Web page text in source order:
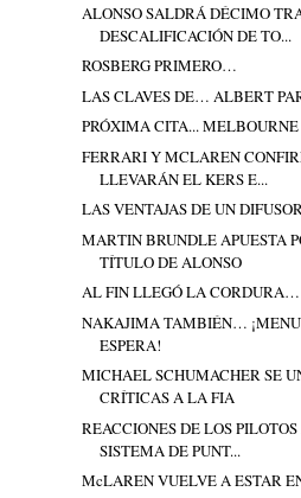
ALONSO SALDRÁ DÉCIMO
DESCALIFICACIÓN DE TO...
ROSBERG PRIMERO…
LAS CLAVES DE… ALBERT
PRÓXIMA CITA... MELBOURNE
FERRARI Y MCLAREN
LLEVARÁN EL KERS E...
LAS VENTAJAS DE UN
MARTIN BRUNDLE APUESTA
TÍTULO DE ALONSO
AL FIN LLEGÓ LA CORDURA…
NAKAJIMA TAMBIÉN…
ESPERA!
MICHAEL SCHUMACHER SE
CRÍTICAS A LA FIA
REACCIONES DE LOS
SISTEMA DE PUNT...
McLAREN VUELVE A ESTAR